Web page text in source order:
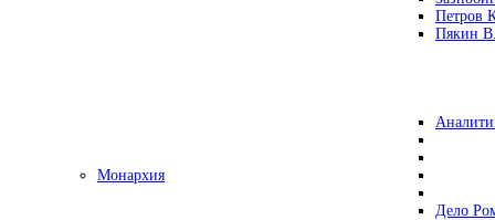
Петров
Пякин
Монархия
Дело